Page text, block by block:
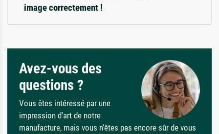
image correctement !
Avez-vous des
questions ?
Vous êtes intéressé par une
impression d'art de notre
manufacture, mais vous n'êtes pas encore sûr de vous